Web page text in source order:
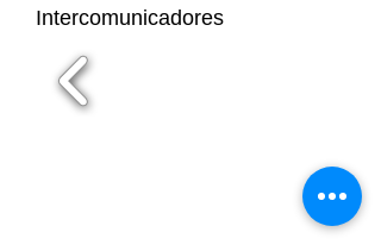
Intercomunicadores